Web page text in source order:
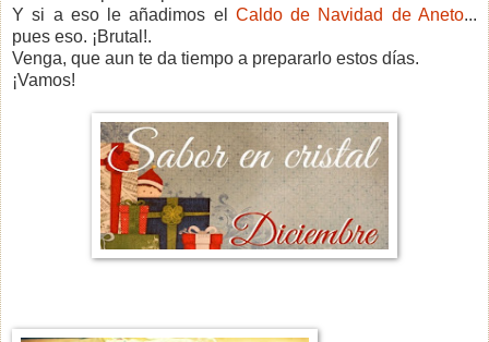
Y si a eso le añadimos el Caldo de Navidad de Aneto...
pues eso. ¡Brutal!.
Venga, que aun te da tiempo a prepararlo estos días.
¡Vamos!